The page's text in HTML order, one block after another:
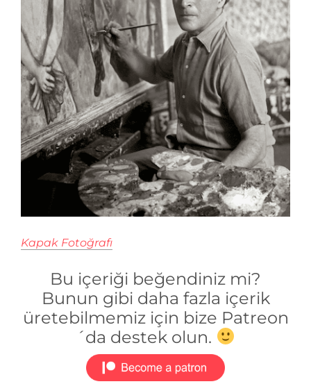
Kapak Fotoğrafı
Bu içeriği beğendiniz mi?
Bunun gibi daha fazla içerik
üretebilmemiz için bize Patreon
´da destek olun.